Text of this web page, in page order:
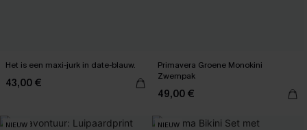
Het is een maxi-jurk in date-blauw.
43,00 €
Primavera Groene Monokini
Zwempak
49,00 €
NIEUW NIEUW